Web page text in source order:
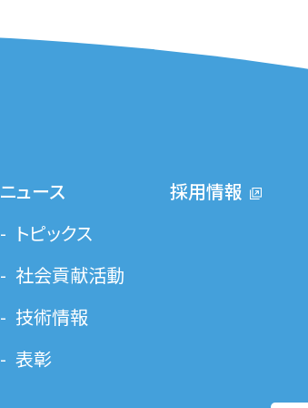
ニュース
トピックス
社会貢献活動
技術情報
表彰
採用情報